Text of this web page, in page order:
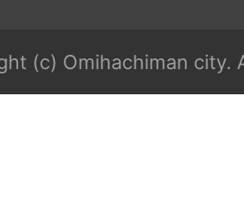
(c) Omihachiman city.